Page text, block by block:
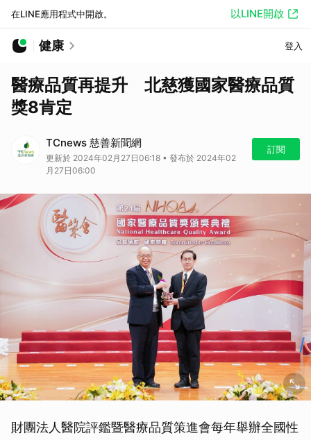
在LINE應用程式中開啟。 以LINE開啟
健康 登入
醫療品質再提升 北慈獲國家醫療品質
獎8肯定
TCnews 慈善新聞網
更新於 2024年02月27日06:18 • 發布於 2024年02
月27日06:00
訂閱
財團法人醫院評鑑暨醫療品質策進會每年舉辦全國性